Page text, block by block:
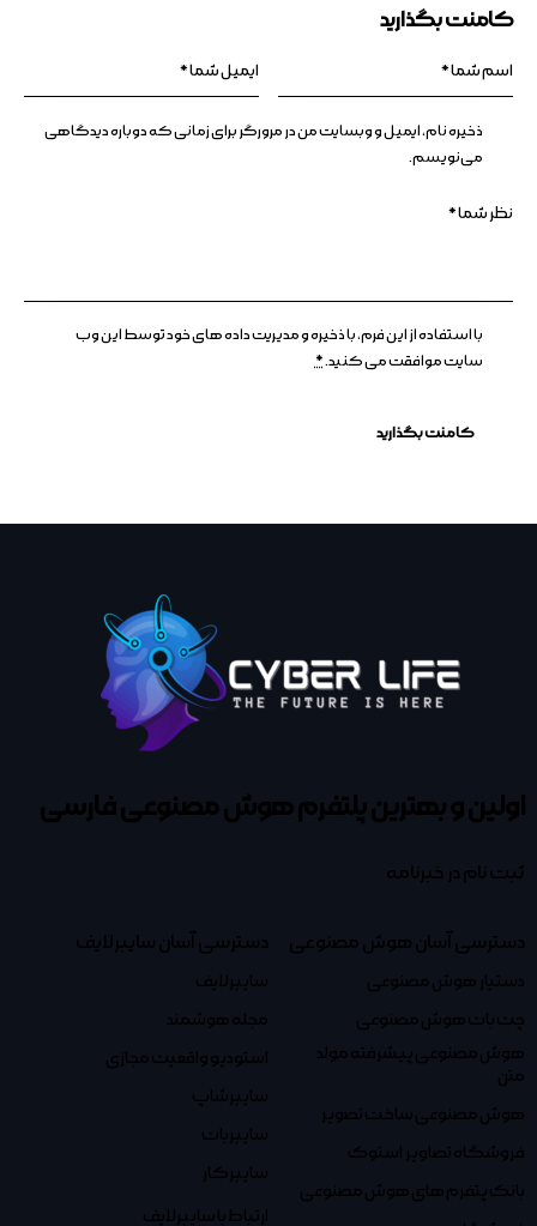
کامنت بگذارید
ذخیره نام، ایمیل و وبسایت من در مرورگر برای زمانی که دوباره دیدگاهی
می‌نویسم.
با استفاده از این فرم، با ذخیره و مدیریت داده های خود توسط این وب
سایت موافقت می کنید.*
اولین و بهترین پلتفرمهوش مصنوعی فارسی
ثبت نام در خبرنامه
دسترسی آسان هوش مصنوعی
دستیار هوش مصنوعی
چت بات هوش مصنوعی
هوش مصنوعی پیشرفته مولد
متن
هوش مصنوعی ساخت تصویر
فروشگاه تصاویر استوک
بانک پتفرم های هوش مصنوعی
دسترسی آسان سایبرلایف
سایبرلایف
مجله هوشمند
استودیو واقعیت مجازی
سایبرشاپ
سایبربات
سایبرکار
ارتباط با سایبرلایف